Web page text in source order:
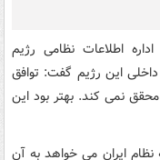
اطلاعات نظامی رژیم
این رژیم گفت: توافق
نمی کند. بهتر بود این
نظام ایران می خواهد به آن